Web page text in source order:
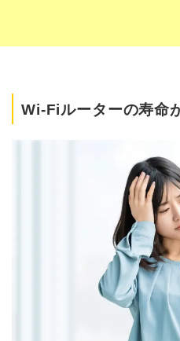
Wi-Fiルーターの寿命